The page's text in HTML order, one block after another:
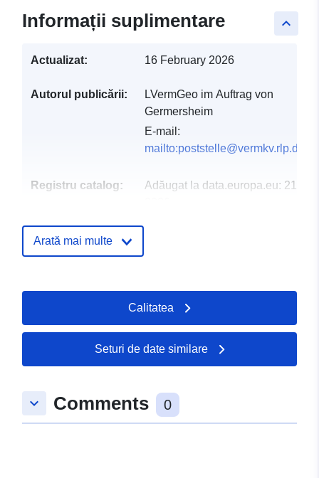
keyboard_arrow_up
Informații suplimentare
Actualizat: 16 February 2026
Autorul publicării:
LVermGeo im Auftrag von
Germersheim
E-mail:
mailto:poststelle@vermkv.rlp.de
Registru catalog: Adăugat la data.europa.eu: 21
49.2567 ], [ 8.40705,
49.2567 ], [ 8.40705,
49.1755 ], [ 8.34102,
49.1755 ], [ 8.34102,
Resursă spațială:
Arată mai multe
Calitatea
Seturi de date similare
keyboard_arrow_down Comments 0